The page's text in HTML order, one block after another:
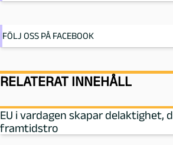
FÖLJ OSS PÅ FACEBOOK
RELATERAT INNEHÅLL
EU i vardagen skapar delaktighet,
framtidstro